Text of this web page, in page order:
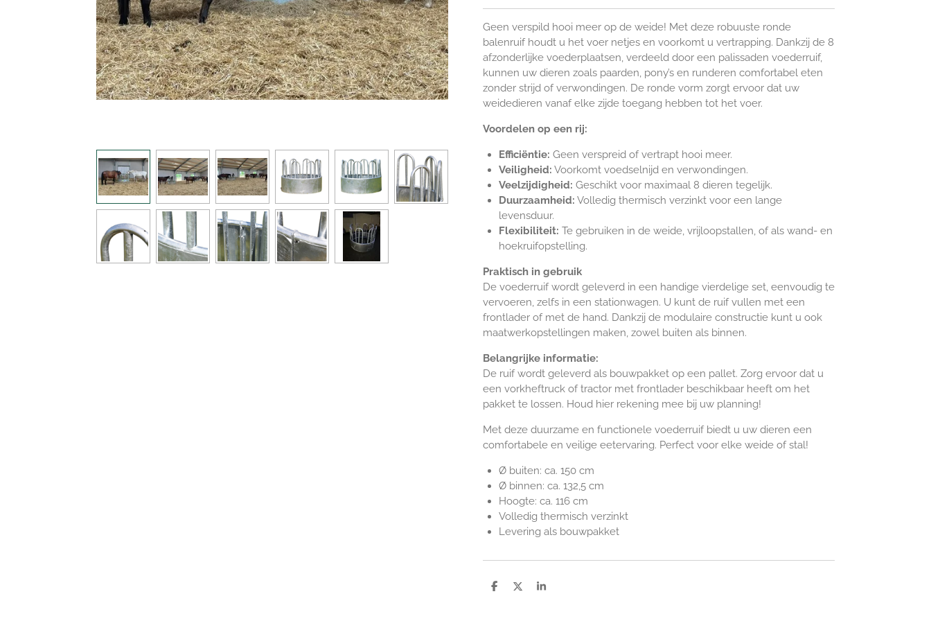
Geen verspild hooi meer op de weide! Met deze robuuste ronde
balenruif houdt u het voer netjes en voorkomt u vertrapping. Dankzij de 8
afzonderlijke voederplaatsen, verdeeld door een palissaden voederruif,
kunnen uw dieren zoals paarden, pony’s en runderen comfortabel eten
zonder strijd of verwondingen. De ronde vorm zorgt ervoor dat uw
weidedieren vanaf elke zijde toegang hebben tot het voer.
Voordelen op een rij:
Efficiëntie: Geen verspreid of vertrapt hooi meer.
Veiligheid: Voorkomt voedselnijd en verwondingen.
Veelzijdigheid: Geschikt voor maximaal 8 dieren tegelijk.
Duurzaamheid: Volledig thermisch verzinkt voor een lange
levensduur.
Flexibiliteit: Te gebruiken in de weide, vrijloopstallen, of als wand- en
hoekruifopstelling.
Praktisch in gebruik
De voederruif wordt geleverd in een handige vierdelige set, eenvoudig te
vervoeren, zelfs in een stationwagen. U kunt de ruif vullen met een
frontlader of met de hand. Dankzij de modulaire constructie kunt u ook
maatwerkopstellingen maken, zowel buiten als binnen.
Belangrijke informatie:
De ruif wordt geleverd als bouwpakket op een pallet. Zorg ervoor dat u
een vorkheftruck of tractor met frontlader beschikbaar heeft om het
pakket te lossen. Houd hier rekening mee bij uw planning!
Met deze duurzame en functionele voederruif biedt u uw dieren een
comfortabele en veilige eetervaring. Perfect voor elke weide of stal!
Ø buiten: ca. 150 cm
Ø binnen: ca. 132,5 cm
Hoogte: ca. 116 cm
Volledig thermisch verzinkt
Levering als bouwpakket
D
D
S